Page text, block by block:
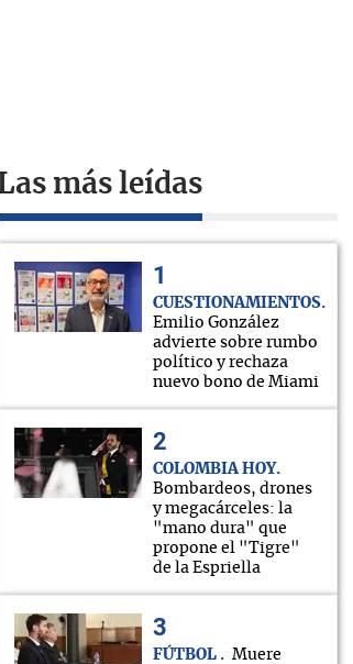
más leídas
CUESTIONAMIENTOS
Emilio González
advierte sobre rumbo
político y rechaza
nuevo bono de Miami
COLOMBIA HOY
Bombardeos, drones
y megacárceles: la
"mano dura" que
propone el "Tigre"
de la Espriella
FÚTBOL
Muere